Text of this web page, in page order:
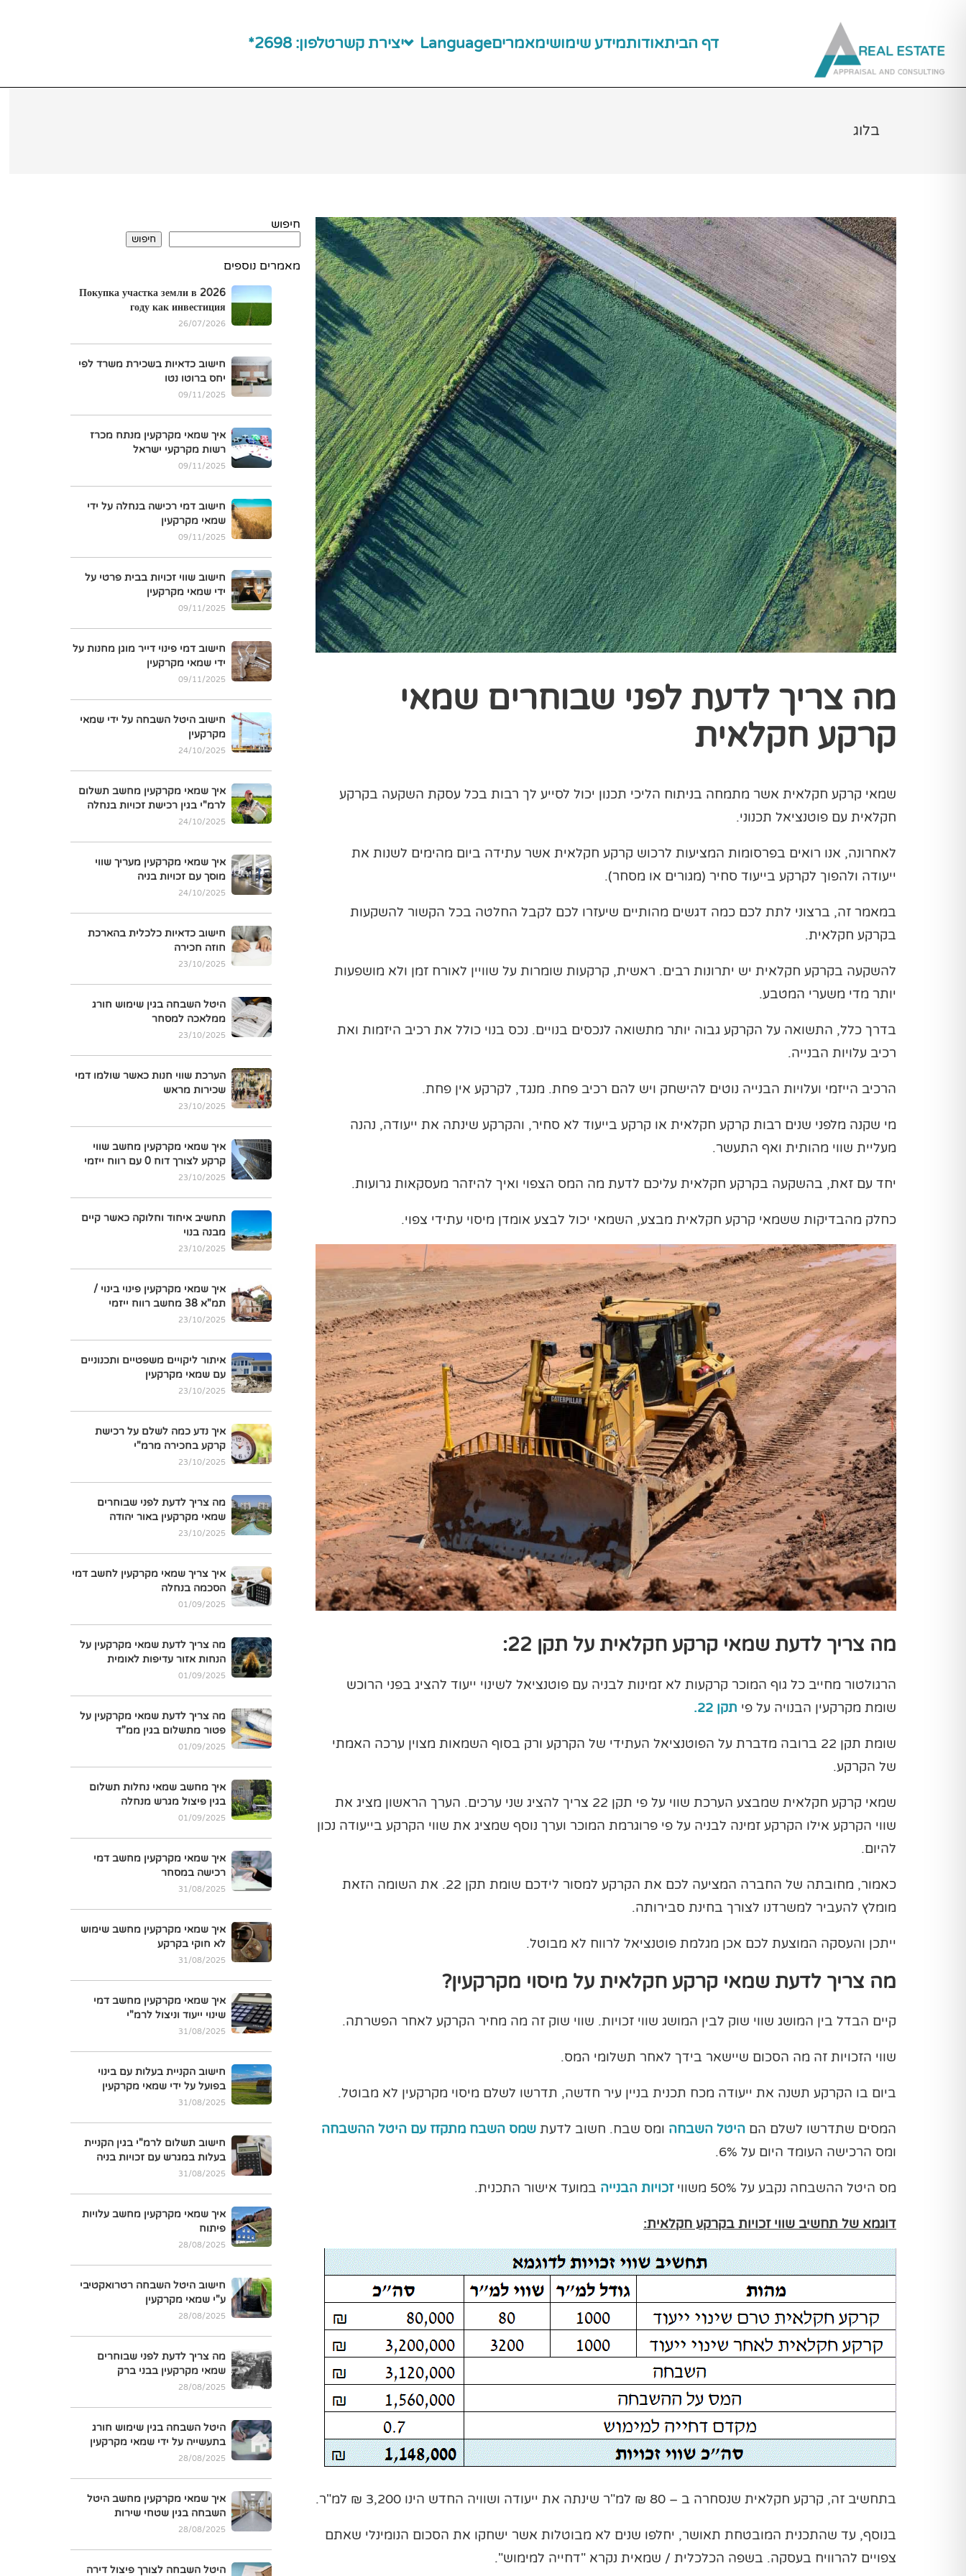
דף הביתאודותמידע שימושימאמריםLanguage יצירת קשרטלפון: 2698*
בלוג
מה צריך לדעת לפני שבוחרים שמאי
קרקע חקלאית
שמאי קרקע חקלאית אשר מתמחה בניתוח הליכי תכנון יכול לסייע לך רבות בכל עסקת השקעה בקרקע
חקלאית עם פוטנציאל תכנוני.
לאחרונה, אנו רואים בפרסומות המציעות לרכוש קרקע חקלאית אשר עתידה ביום מהימים לשנות את
ייעודה ולהפוך לקרקע בייעוד סחיר (מגורים או מסחר).
במאמר זה, ברצוני לתת לכם כמה דגשים מהותיים שיעזרו לכם לקבל החלטה בכל הקשור להשקעות
בקרקע חקלאית.
להשקעה בקרקע חקלאית יש יתרונות רבים. ראשית, קרקעות שומרות על שוויין לאורח זמן ולא מושפעות
יותר מדי משערי המטבע.
בדרך כלל, התשואה על הקרקע גבוה יותר מתשואה לנכסים בנויים. נכס בנוי כולל את רכיב היזמות ואת
רכיב עלויות הבנייה.
הרכיב הייזמי ועלויות הבנייה נוטים להישחק ויש להם רכיב פחת. מנגד, לקרקע אין פחת.
מי שקנה מלפני שנים רבות קרקע חקלאית או קרקע בייעוד לא סחיר, והקרקע שינתה את ייעודה, נהנה
מעליית שווי מהותית ואף התעשר.
יחד עם זאת, בהשקעה בקרקע חקלאית עליכם לדעת מה המס הצפוי ואיך להיזהר מעסקאות גרועות.
כחלק מהבדיקות ששמאי קרקע חקלאית מבצע, השמאי יכול לבצע אומדן מיסוי עתידי צפוי.
מה צריך לדעת שמאי קרקע חקלאית על תקן 22:
הרגולטור מחייב כל גוף המוכר קרקעות לא זמינות לבניה עם פוטנציאל לשינוי ייעוד להציג בפני הרוכש
שומת מקרקעין הבנויה על פי תקן 22.
שומת תקן 22 ברובה מדברת על הפוטנציאל העתידי של הקרקע ורק בסוף השמאות מצוין ערכה האמתי
של הקרקע.
שמאי קרקע חקלאית שמבצע הערכת שווי על פי תקן 22 צריך להציג שני ערכים. הערך הראשון מציג את
שווי הקרקע אילו הקרקע זמינה לבניה על פי פרוגרמת המוכר וערך נוסף שמציג את שווי הקרקע בייעודה נכון
להיום.
כאמור, מחובתה של החברה המציעה לכם את הקרקע למסור לידכם שומת תקן 22. את השומה הזאת
מומלץ להעביר למשרדנו לצורך בחינת סבירותה.
ייתכן והעסקה המוצעת לכם אכן מגלמת פוטנציאל לרווח לא מבוטל.
מה צריך לדעת שמאי קרקע חקלאית על מיסוי מקרקעין?
קיים הבדל בין המושג שווי שוק לבין המושג שווי זכויות. שווי שוק זה מה מחיר הקרקע לאחר הפשרתה.
שווי הזכויות זה מה הסכום שיישאר בידך לאחר תשלומי המס.
ביום בו הקרקע תשנה את ייעודה מכח תכנית בניין עיר חדשה, תדרשו לשלם מיסוי מקרקעין לא מבוטל.
המסים שתדרשו לשלם הם היטל השבחה ומס שבח. חשוב לדעת שמס השבח מתקזז עם היטל ההשבחה
ומס הרכישה העומד היום על 6%.
מס היטל ההשבחה נקבע על 50% משווי זכויות הבנייה במועד אישור התכנית.
דוגמא של תחשיב שווי זכויות בקרקע חקלאית:
בתחשיב זה, קרקע חקלאית שנסחרה ב – 80 ₪ למ"ר שינתה את ייעודה ושוויה החדש הינו 3,200 ₪ למ"ר.
בנוסף, עד שהתכנית המובטחת תאושר, יחלפו שנים לא מבוטלות אשר ישחקו את הסכום הנומינלי שאתם
צפויים להרוויח בעסקה. בשפה הכלכלית / שמאית נקרא "דחייה למימוש".
חיפוש
חיפוש
מאמרים נוספים
Покупка участка земли в 2026
году как инвестиция
26/07/2026
חישוב כדאיות בשכירת משרד לפי
יחס ברוטו נטו
09/11/2025
איך שמאי מקרקעין מנתח מכרז
רשות מקרקעי ישראל
09/11/2025
חישוב דמי רכישה בנחלה על ידי
שמאי מקרקעין
09/11/2025
חישוב שווי זכויות בבית פרטי על
ידי שמאי מקרקעין
09/11/2025
חישוב דמי פינוי דייר מוגן מחנות על
ידי שמאי מקרקעין
09/11/2025
חישוב היטל השבחה על ידי שמאי
מקרקעין
24/10/2025
איך שמאי מקרקעין מחשב תשלום
לרמ"י בגין רכישת זכויות בנחלה
24/10/2025
איך שמאי מקרקעין מעריך שווי
מוסך עם זכויות בניה
24/10/2025
חישוב כדאיות כלכלית בהארכת
חוזה חכירה
23/10/2025
היטל השבחה בגין שימוש חורג
ממלאכה למסחר
23/10/2025
הערכת שווי חנות כאשר שולמו דמי
שכירות מראש
23/10/2025
איך שמאי מקרקעין מחשב שווי
קרקע לצורך דוח 0 עם רווח ייזמי
23/10/2025
תחשיב איחוד וחלוקה כאשר קיים
מבנה בנוי
23/10/2025
איך שמאי מקרקעין פינוי בינוי /
תמ"א 38 מחשב רווח ייזמי
23/10/2025
איתור ליקויים משפטיים ותכנוניים
עם שמאי מקרקעין
23/10/2025
איך נדע כמה לשלם על רכישת
קרקע בחכירה מרמ"י
23/10/2025
מה צריך לדעת לפני שבוחרים
שמאי מקרקעין באור יהודה
23/10/2025
איך צריך שמאי מקרקעין לחשב דמי
הסכמה בנחלה
01/09/2025
מה צריך לדעת שמאי מקרקעין על
הנחות אזור עדיפות לאומית
01/09/2025
מה צריך לדעת שמאי מקרקעין על
פטור מתשלום בגין ממ"ד
01/09/2025
איך מחשב שמאי נחלות תשלום
בגין פיצול מגרש מנחלה
01/09/2025
איך שמאי מקרקעין מחשב דמי
רכישה במסחר
31/08/2025
איך שמאי מקרקעין מחשב שימוש
לא חוקי בקרקע
31/08/2025
איך שמאי מקרקעין מחשב דמי
שינוי ייעוד וניצול לרמ"י
31/08/2025
חישוב הקניית בעלות עם בינוי
בפועל על ידי שמאי מקרקעין
31/08/2025
חישוב תשלום לרמ"י בגין הקניית
בעלות במגרש עם זכויות בניה
31/08/2025
איך שמאי מקרקעין מחשב עלויות
פיתוח
28/08/2025
חישוב היטל השבחה רטרואקטיבי
ע"י שמאי מקרקעין
28/08/2025
מה צריך לדעת לפני שבוחרים
שמאי מקרקעין בבני ברק
28/08/2025
היטל השבחה בגין שימוש חורג
בתעשייה על ידי שמאי מקרקעין
28/08/2025
איך שמאי מקרקעין מחשב היטל
השבחה בגין שטחי שירות
28/08/2025
היטל השבחה לצורך פיצול דירה